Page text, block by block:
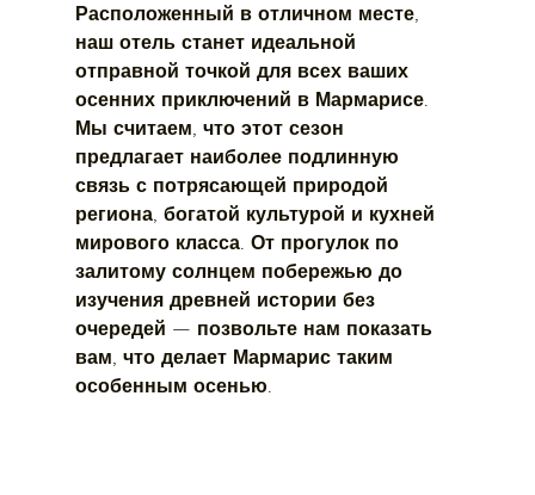
Расположенный в отличном месте,
наш отель станет идеальной
отправной точкой для всех ваших
осенних приключений в Мармарисе.
Мы считаем, что этот сезон
предлагает наиболее подлинную
связь с потрясающей природой
региона, богатой культурой и кухней
мирового класса. От прогулок по
залитому солнцем побережью до
изучения древней истории без
очередей — позвольте нам показать
вам, что делает Мармарис таким
особенным осенью.